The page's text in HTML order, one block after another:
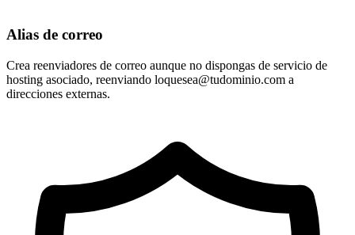
Alias de correo
Crea reenviadores de correo aunque no dispongas de servicio de
hosting asociado, reenviando loquesea@tudominio.com a
direcciones externas.